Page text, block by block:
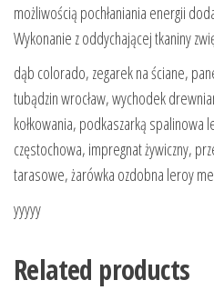
możliwością pochłaniania energii
Wykonanie z oddychającej tkaniny
dąb colorado, zegarek na ściane,
tubądzin wrocław, wychodek
kołkowania, podkaszarką
częstochowa, impregnat żywiczny,
tarasowe, żarówka ozdobna leroy
yyyyy
Related products